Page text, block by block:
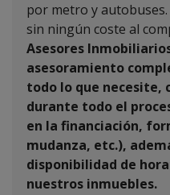
por metro y
sin ningún coste al
Asesores
asesoramiento
todo lo que necesite,
durante todo el
en la financiación,
mudanza, etc.),
disponibilidad de
nuestros inmuebles.